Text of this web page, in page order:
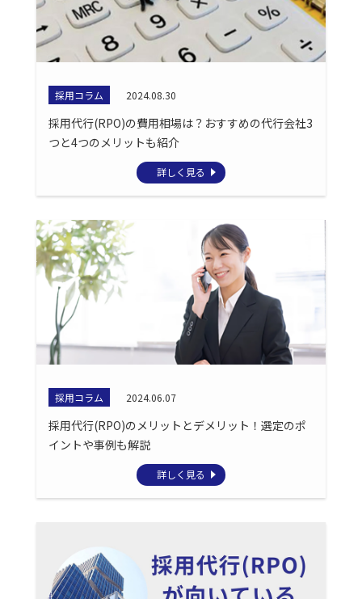
採用コラム 2024.08.30
採用代行(RPO)の費用相場は？おすすめの代行会社3
つと4つのメリットも紹介
詳しく見る
採用コラム 2024.06.07
採用代行(RPO)のメリットとデメリット！選定のポ
イントや事例も解説
詳しく見る